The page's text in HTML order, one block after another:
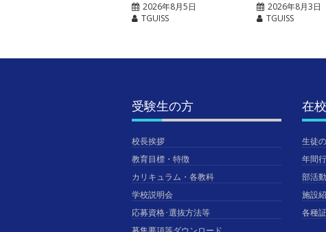
2026年8月5日
TGUISS
2026年8月3日
TGUISS
受験生の方
校長挨拶
教育目標・特徴
カリキュラム・各教科
学校説明会
応募資格･選抜方法等
在
生徒
年間
部活動
施設
各種